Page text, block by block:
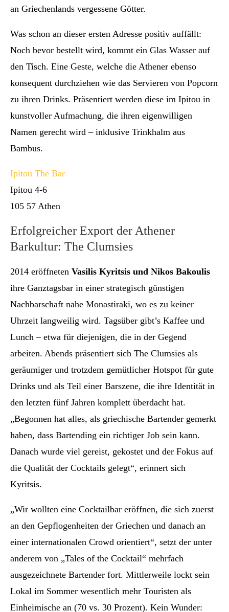
an Griechenlands vergessene Götter.
Was schon an dieser ersten Adresse positiv auffällt:
Noch bevor bestellt wird, kommt ein Glas Wasser auf
den Tisch. Eine Geste, welche die Athener ebenso
konsequent durchziehen wie das Servieren von Popcorn
zu ihren Drinks. Präsentiert werden diese im Ipitou in
kunstvoller Aufmachung, die ihren eigenwilligen
Namen gerecht wird – inklusive Trinkhalm aus
Bambus.
Ipitou The Bar
Ipitou 4-6
105 57 Athen
Erfolgreicher Export der Athener
Barkultur: The Clumsies
2014 eröffneten Vasilis Kyritsis und Nikos Bakoulis
ihre Ganztagsbar in einer strategisch günstigen
Nachbarschaft nahe Monastiraki, wo es zu keiner
Uhrzeit langweilig wird. Tagsüber gibt’s Kaffee und
Lunch – etwa für diejenigen, die in der Gegend
arbeiten. Abends präsentiert sich The Clumsies als
geräumiger und trotzdem gemütlicher Hotspot für gute
Drinks und als Teil einer Barszene, die ihre Identität in
den letzten fünf Jahren komplett überdacht hat.
„Begonnen hat alles, als griechische Bartender gemerkt
haben, dass Bartending ein richtiger Job sein kann.
Danach wurde viel gereist, gekostet und der Fokus auf
die Qualität der Cocktails gelegt“, erinnert sich
Kyritsis.
„Wir wollten eine Cocktailbar eröffnen, die sich zuerst
an den Gepflogenheiten der Griechen und danach an
einer internationalen Crowd orientiert“, setzt der unter
anderem von „Tales of the Cocktail“ mehrfach
ausgezeichnete Bartender fort. Mittlerweile lockt sein
Lokal im Sommer wesentlich mehr Touristen als
Einheimische an (70 vs. 30 Prozent). Kein Wunder: